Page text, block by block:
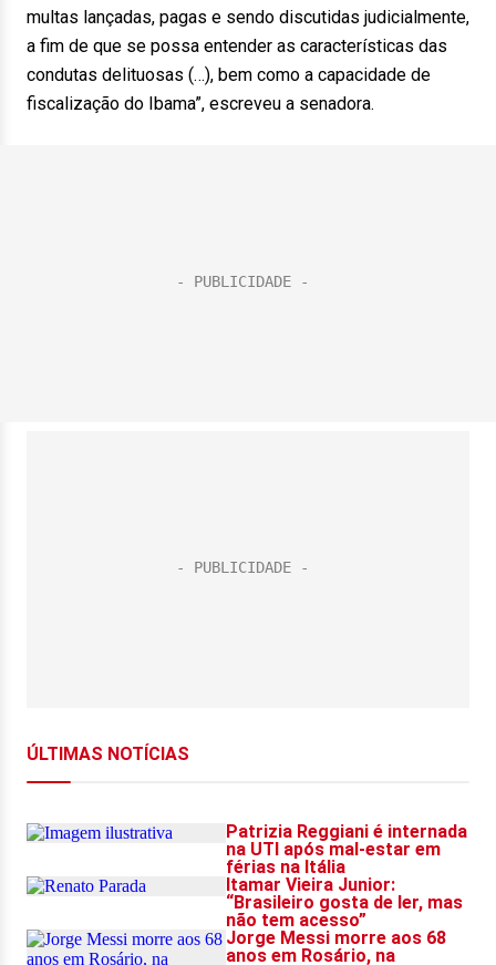
multas lançadas, pagas e sendo discutidas judicialmente,
a fim de que se possa entender as características das
condutas delituosas (…), bem como a capacidade de
fiscalização do Ibama”, escreveu a senadora.